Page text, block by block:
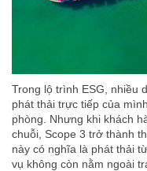
Trong lộ trình ESG, nhiều
phát thải trực tiếp của
phòng. Nhưng khi khách
chuỗi, Scope 3 trở thành
này có nghĩa là phát thải
vụ không còn nằm ngoài